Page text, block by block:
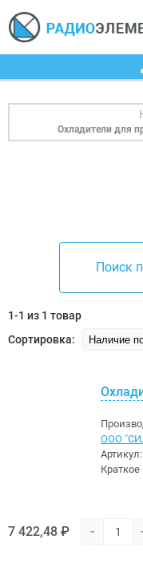
Охладители для
Поиск
1-1 из 1 товар
Сортировка:
ООО
Артикул:
7 422,48 ₽ -